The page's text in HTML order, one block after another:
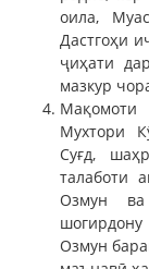
оила,
Дастгоҳи
ҷиҳати
мазкур
Мақомоти
Мухтори
Суғд,
талаботи
Озмун ва
Озмун